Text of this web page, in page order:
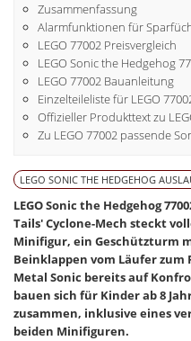
Zusammenfassung
Alarmfunktionen für
LEGO 77002 Preisvergleich
LEGO Sonic the Hedgehog
LEGO 77002 Bauanleitung
Einzelteileliste für LEGO
Offizieller Produkttext zu
Zu LEGO 77002 passende
LEGO SONIC THE HEDGEHOG
LEGO Sonic the Hedgehog
Tails' Cyclone-Mech steckt
Minifigur, ein Geschützturm
Beinklappen vom Läufer zum
Metal Sonic bereits auf
bauen sich für Kinder ab 8
zusammen, inklusive eines
beiden Minifiguren.